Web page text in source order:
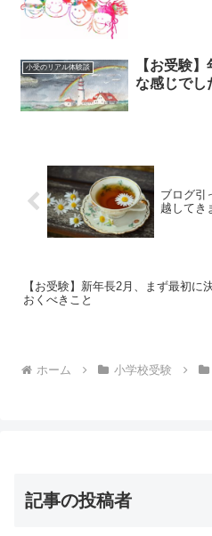
小受のリアル体験談
【お受験
な感じでし
ブログ引
越してき
【お受験】新年長2月、まず最初に
おくべきこと
ホーム 小学校受験
記事の投稿者